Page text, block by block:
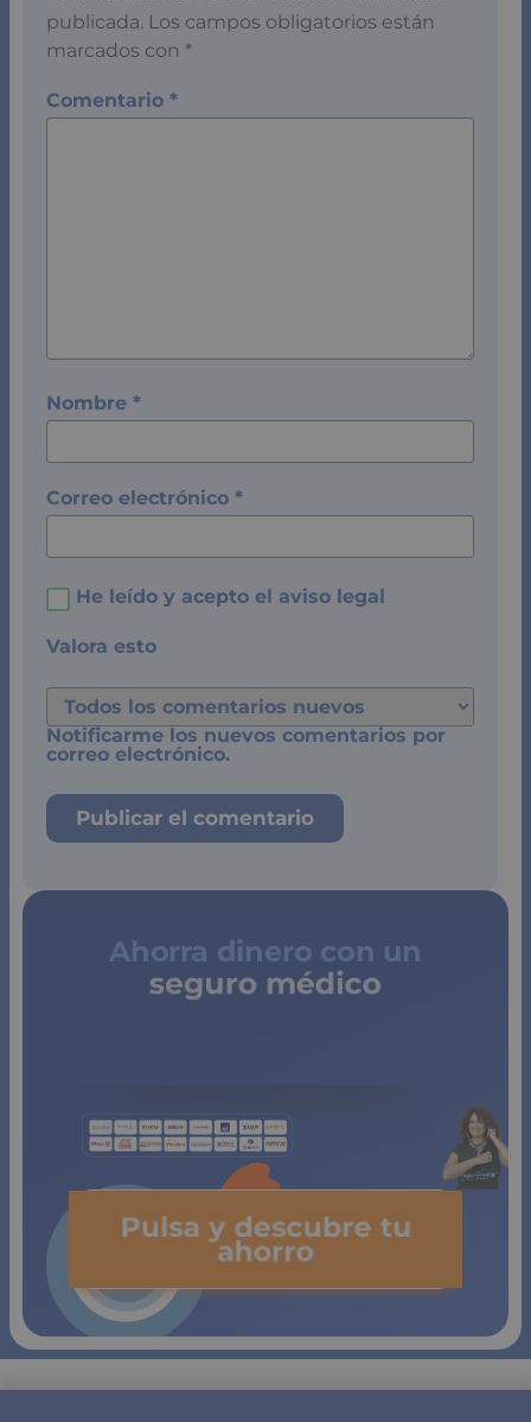
publicada. Los campos obligatorios están
marcados con *
Comentario *
Nombre *
Correo electrónico *
He leído y acepto el aviso legal
Valora esto
Notificarme los nuevos comentarios por
correo electrónico.
Ahorra dinero con un
seguro médico
Pulsa y descubre tu
ahorro